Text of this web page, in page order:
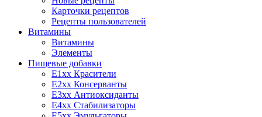
Карточки рецептов
Рецепты пользователей
Витамины
Витамины
Элементы
Пищевые добавки
E1xx Красители
E2xx Консерванты
E3xx Антиоксиданты
E4xx Стабилизаторы